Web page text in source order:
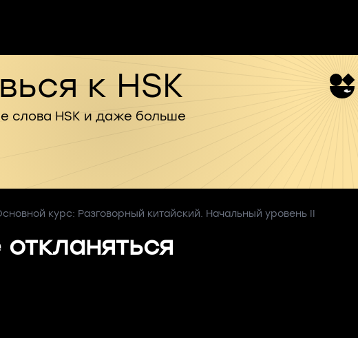
к HSK
слова HSK и даже больше
курс: Разговорный китайский. Начальный уровень II